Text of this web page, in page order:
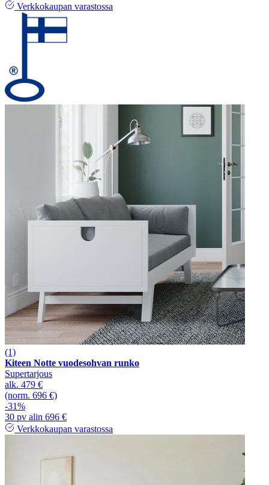
Verkkokaupan varastossa
(1)
Kiteen Notte vuodesohvan runko
Supertarjous
alk. 479 €
(norm. 696 €)
-31%
30 pv alin 696 €
Verkkokaupan varastossa